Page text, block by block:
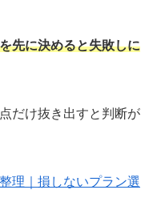
先に決めると失敗しに
だけ抜き出すと判断が
理｜損しないプラン選